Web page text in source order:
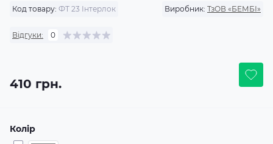
Код товару: ФТ 23 Інтерлок Виробник: ТзОВ «БЕМБІ»
Відгуки: 0
410 грн.
Колір